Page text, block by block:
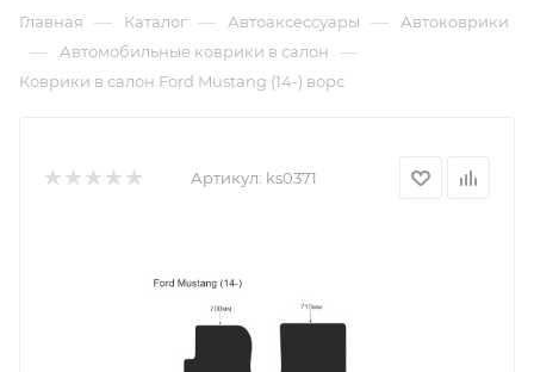
Главная — Каталог — Автоаксессуары — Автоковрики
— Автомобильные коврики в салон —
Коврики в салон Ford Mustang (14-) ворс
Артикул: ks0371